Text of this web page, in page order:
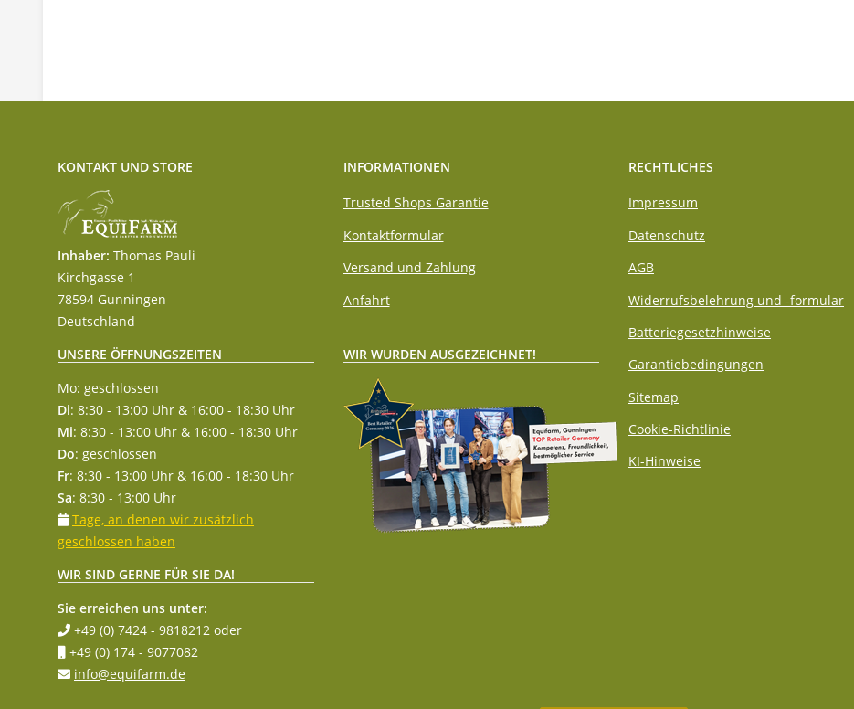
KONTAKT UND STORE
Inhaber: Thomas Pauli
Kirchgasse 1
78594 Gunningen
Deutschland
UNSERE ÖFFNUNGSZEITEN
Mo: geschlossen
Di: 8:30 - 13:00 Uhr & 16:00 - 18:30 Uhr
Mi: 8:30 - 13:00 Uhr & 16:00 - 18:30 Uhr
Do: geschlossen
Fr: 8:30 - 13:00 Uhr & 16:00 - 18:30 Uhr
Sa: 8:30 - 13:00 Uhr
Tage, an denen wir zusätzlich
geschlossen haben
WIR SIND GERNE FÜR SIE DA!
Sie erreichen uns unter:
+49 (0) 7424 - 9818212 oder
+49 (0) 174 - 9077082
info@equifarm.de
INFORMATIONEN
Trusted Shops Garantie
Kontaktformular
Versand und Zahlung
Anfahrt
WIR WURDEN AUSGEZEICHNET!
RECHTLICHES
Impressum
Datenschutz
AGB
Widerrufsbelehrung und -formular
Batteriegesetzhinweise
Garantiebedingungen
Sitemap
Cookie-Richtlinie
KI-Hinweise